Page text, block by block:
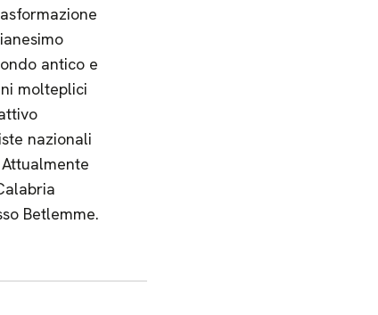
antico e
molteplici
nazionali
Betlemme.